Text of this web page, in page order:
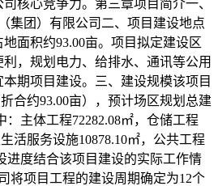
核心竞争力。第三章项目简介一、
集团）有限公司二、项目建设地点
面积约93.00亩。项目拟定建设区
，规划电力、给排水、通讯等公用
期项目建设。三、建设规模该项目
合约93.00亩），预计场区规划总建
：主体工程72282.08㎡，仓储工程
活服务设施10878.10㎡，公共工程
进度结合该项目建设的实际工作情
将项目工程的建设周期确定为12个